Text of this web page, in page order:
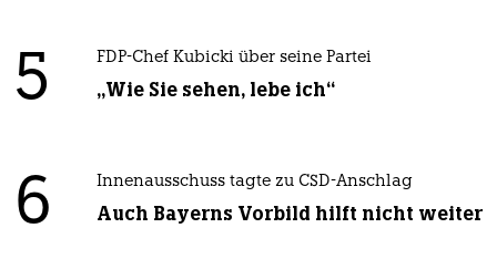
5 FDP-Chef Kubicki über seine Partei
„Wie Sie sehen, lebe ich“
6 Innenausschuss tagte zu CSD-Anschlag
Auch Bayerns Vorbild hilft nicht weiter